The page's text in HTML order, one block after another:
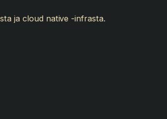
ja cloud native -infrasta.